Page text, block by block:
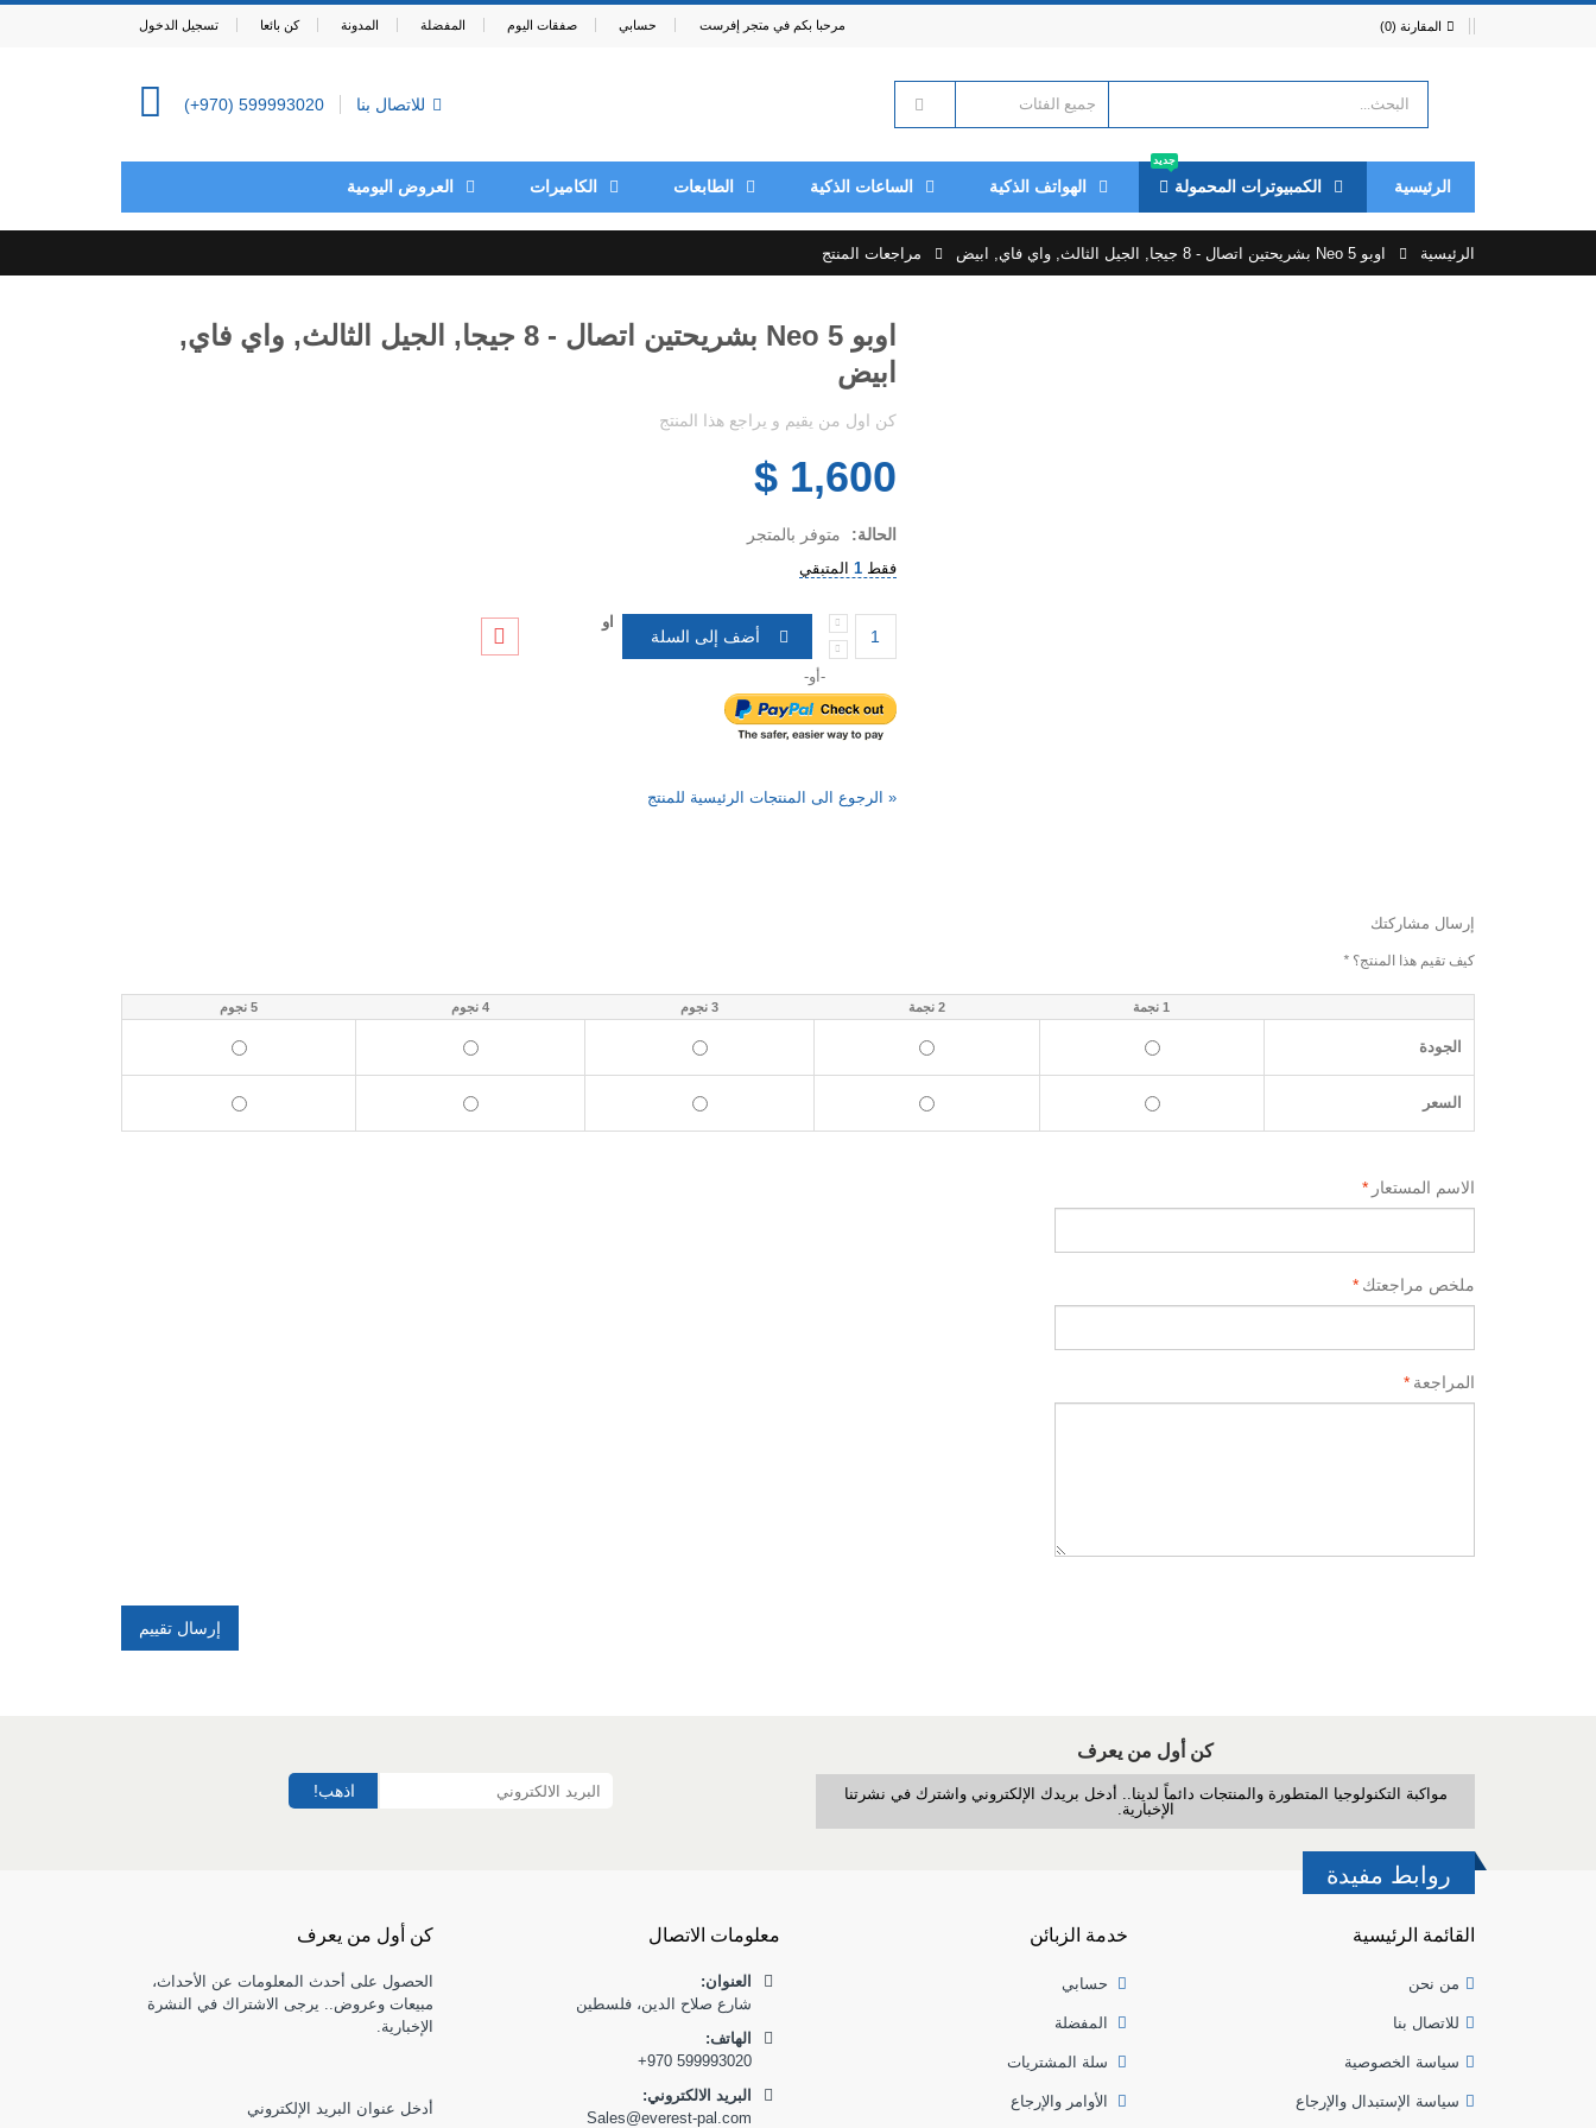
المقارنة (0) حسابي صفقات اليوم المفضلة المدونة كن بائعا تسجيل الدخول مرحبا بكم في متجر إفرست
للاتصال بنا (+970) 599993020
الرئيسية الكمبيوترات المحمولة
جديد
الهواتف الذكية الساعات الذكية الطابعات الكاميرات العروض اليومية
الرئيسية اوبو Neo 5 بشريحتين اتصال - 8 جيجا, الجيل الثالث, واي فاي, ابيض مراجعات المنتج
اوبو Neo 5 بشريحتين اتصال - 8 جيجا, الجيل الثالث, واي فاي,
ابيض
كن اول من يقيم و يراجع هذا المنتج
1,600 $
الحالة: متوفر بالمتجر
فقط1 المتبقي
أضف إلى السلة
-أو-
او
« الرجوع الى المنتجات الرئيسية للمنتج
إرسال مشاركتك
كيف تقيم هذا المنتج؟ *
1 نجمة 2 نجمة 3 نجوم 4 نجوم 5 نجوم
الجودة
السعر
* الاسم المستعار
* ملخص مراجعتك
* المراجعة
إرسال تقييم
كن أول من يعرف
مواكبة التكنولوجيا المتطورة والمنتجات دائماً لدينا.. أدخل بريدك الإلكتروني واشترك في نشرتنا
الإخبارية.
اذهب!
روابط مفيدة
القائمة الرئيسية
من نحن
للاتصال بنا
سياسة الخصوصية
سياسة الإستبدال والإرجاع
خدمة الزبائن
حسابي
المفضلة
سلة المشتريات
الأوامر والإرجاع
معلومات الاتصال
العنوان:
شارع صلاح الدين، فلسطين
:الهاتف
+970 599993020
البريد الالكتروني:
Sales@everest-pal.com
كن أول من يعرف
الحصول على أحدث المعلومات عن الأحداث،
مبيعات وعروض.. يرجى الاشتراك في النشرة
الإخبارية.
أدخل عنوان البريد الإلكتروني